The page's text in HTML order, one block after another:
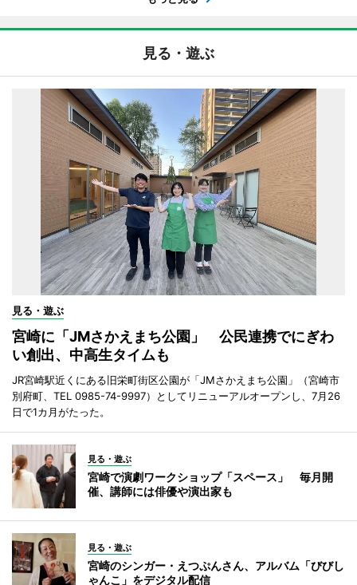
見る・遊ぶ
見る・遊ぶ
宮崎に「JMさかえまち公園」 公民連携でにぎわ
い創出、中高生タイムも
JR宮崎駅近くにある旧栄町街区公園が「JMさかえまち公園」（宮崎市
別府町、TEL 0985-74-9997）としてリニューアルオープンし、7月26
日で1カ月がたった。
見る・遊ぶ
宮崎で演劇ワークショップ「スペース」 毎月開
催、講師には俳優や演出家も
見る・遊ぶ
宮崎のシンガー・えつぷんさん、アルバム「びびし
ゃんこ」をデジタル配信